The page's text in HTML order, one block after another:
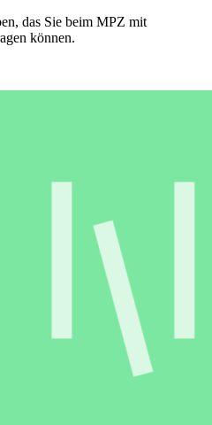
das Sie beim MPZ mit
können.